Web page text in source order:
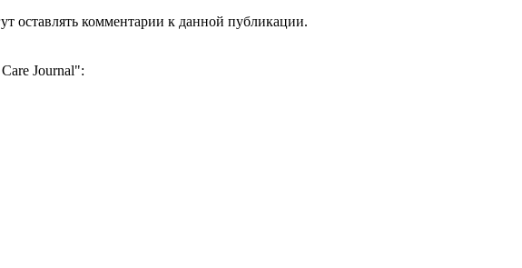
оставлять комментарии к данной публикации.
Journal":